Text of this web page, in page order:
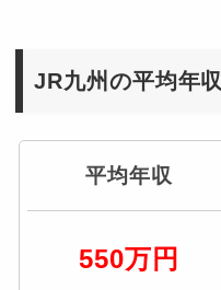
JR九州の平均年収
平均年収
550万円